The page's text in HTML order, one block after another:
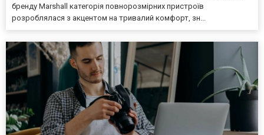
бренду Marshall категорія повнорозмірних пристроїв
розроблялася з акцентом на тривалий комфорт, зн...